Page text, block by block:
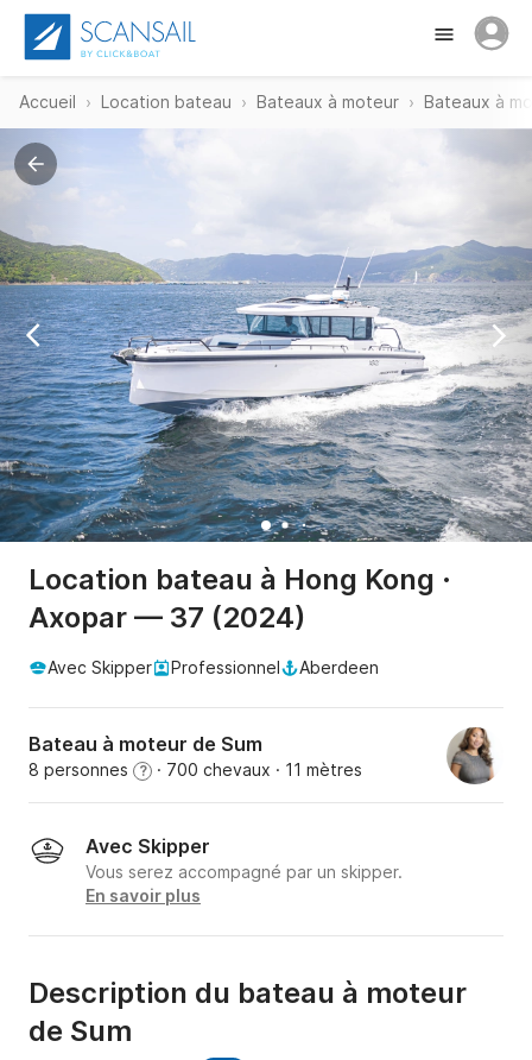
Accueil Location bateau Bateaux à moteur Bateaux à
Location bateau à Hong Kong ·
Axopar — 37 (2024)
Avec Skipper Professionnel Aberdeen
Bateau à moteur de Sum
8 personnes ? · 700 chevaux · 11 mètres
Avec Skipper
Vous serez accompagné par un skipper.
En savoir plus
Description du bateau à moteur
de Sum